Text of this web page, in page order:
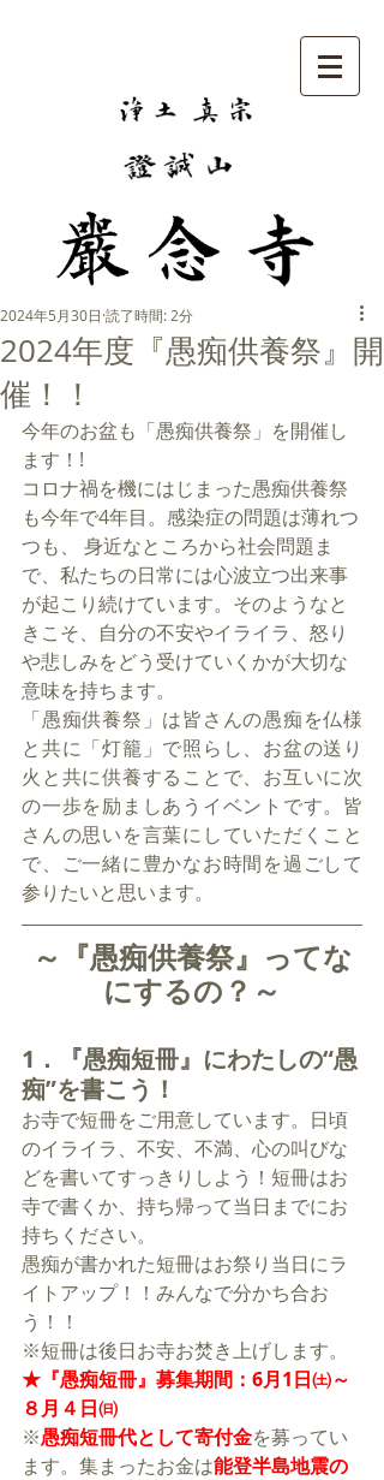
2024年度『愚痴供養祭』開
催！！
2024年5月30日 読了時間: 2分
今年のお盆も「愚痴供養祭」を開催し
ます！!
コロナ禍を機にはじまった愚痴供養祭
も今年で4年目。感染症の問題は薄れつ
つも、 身近なところから社会問題ま
で、私たちの日常には心波立つ出来事
が起こり続けています。そのようなと
きこそ、自分の不安やイライラ、怒り
や悲しみをどう受けていくかが大切な
意味を持ちます。
「愚痴供養祭」は皆さんの愚痴を仏様
と共に「灯籠」で照らし、お盆の送り
火と共に供養することで、お互いに次
の一歩を励ましあうイベントです。皆
さんの思いを言葉にしていただくこと
で、ご一緒に豊かなお時間を過ごして
参りたいと思います。
～『愚痴供養祭』ってな
にするの？～
1．『愚痴短冊』にわたしの“愚
痴”を書こう！
お寺で短冊をご用意しています。日頃
のイライラ、不安、不満、心の叫びな
どを書いてすっきりしよう！短冊はお
寺で書くか、持ち帰って当日までにお
持ちください。
愚痴が書かれた短冊はお祭り当日にラ
イトアップ！！みんなで分かち合お
う！！
※短冊は後日お寺お焚き上げします。
★『愚痴短冊』募集期間：6月1日㈯～
８月４日㈰
※愚痴短冊代として寄付金を募ってい
ます。集まったお金は能登半島地震の